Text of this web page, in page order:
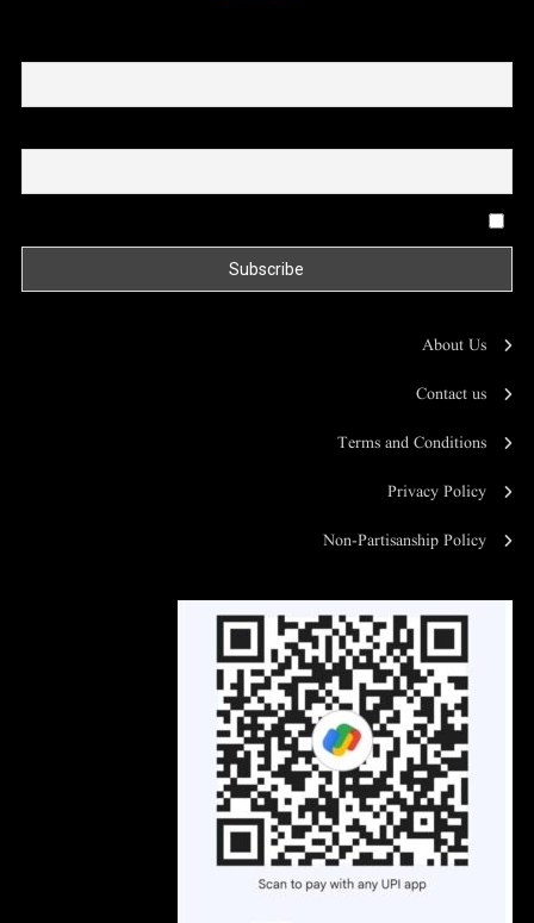
About Us
Contact us
Terms and Conditions
Privacy Policy
Non-Partisanship Policy